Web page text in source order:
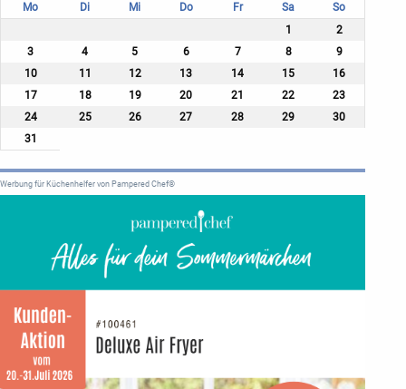
Mo Di Mi Do Fr Sa
So
1
2
3
4 5 6 7 8
9
10
11 12 13 14 15
16
17
18 19 20 21 22
23
24
25 26 27 28 29
30
31
Werbung für Küchenhelfer von Pampered Chef®